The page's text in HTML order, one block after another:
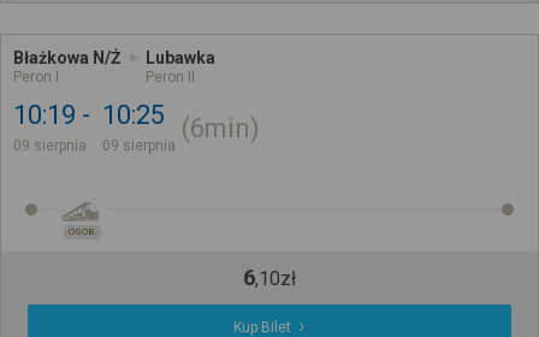
Błażkowa N/Ż
Peron I
Lubawka
Peron II
10:19
09 sierpnia
10:25
09 sierpnia
6min
OSOB.
6,10zł
Kup Bilet